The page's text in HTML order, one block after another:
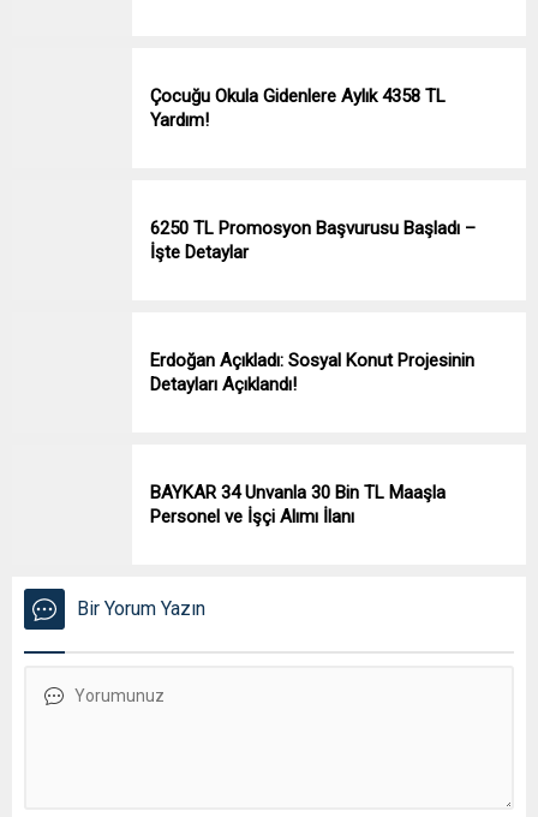
Çocuğu Okula Gidenlere Aylık 4358 TL
Yardım!
6250 TL Promosyon Başvurusu Başladı –
İşte Detaylar
Erdoğan Açıkladı: Sosyal Konut Projesinin
Detayları Açıklandı!
BAYKAR 34 Unvanla 30 Bin TL Maaşla
Personel ve İşçi Alımı İlanı
Bir Yorum Yazın